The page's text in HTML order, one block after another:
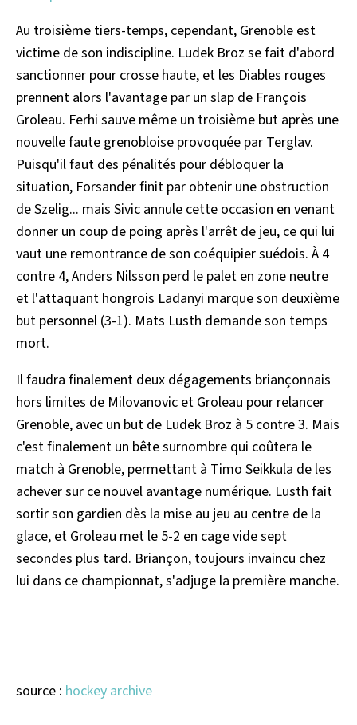
Au troisième tiers-temps, cependant, Grenoble est
victime de son indiscipline. Ludek Broz se fait d'abord
sanctionner pour crosse haute, et les Diables rouges
prennent alors l'avantage par un slap de François
Groleau. Ferhi sauve même un troisième but après une
nouvelle faute grenobloise provoquée par Terglav.
Puisqu'il faut des pénalités pour débloquer la
situation, Forsander finit par obtenir une obstruction
de Szelig... mais Sivic annule cette occasion en venant
donner un coup de poing après l'arrêt de jeu, ce qui lui
vaut une remontrance de son coéquipier suédois. À 4
contre 4, Anders Nilsson perd le palet en zone neutre
et l'attaquant hongrois Ladanyi marque son deuxième
but personnel (3-1). Mats Lusth demande son temps
mort.
Il faudra finalement deux dégagements briançonnais
hors limites de Milovanovic et Groleau pour relancer
Grenoble, avec un but de Ludek Broz à 5 contre 3. Mais
c'est finalement un bête surnombre qui coûtera le
match à Grenoble, permettant à Timo Seikkula de les
achever sur ce nouvel avantage numérique. Lusth fait
sortir son gardien dès la mise au jeu au centre de la
glace, et Groleau met le 5-2 en cage vide sept
secondes plus tard. Briançon, toujours invaincu chez
lui dans ce championnat, s'adjuge la première manche.
source : hockey archive